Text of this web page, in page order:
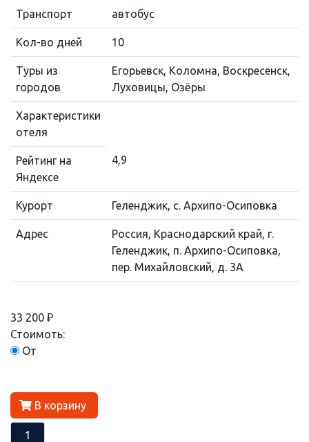
Транспорт автобус
Кол-во дней 10
Туры из
городов
Егорьевск, Коломна, Воскресенск,
Луховицы, Озёры
Характеристики
отеля
Рейтинг на
Яндексе
4,9
Курорт Геленджик, с. Архипо-Осиповка
Адрес
Россия, Краснодарский край, г.
Геленджик, п. Архипо-Осиповка,
пер. Михайловский, д. 3А
33 200 ₽
Стоимоть:
От
В корзину